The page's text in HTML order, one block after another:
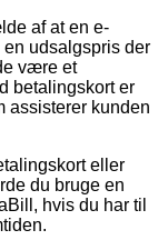
af at en e-
udsalgspris der
være et
betalingskort er
assisterer kunden
eller
du bruge en
hvis du har til